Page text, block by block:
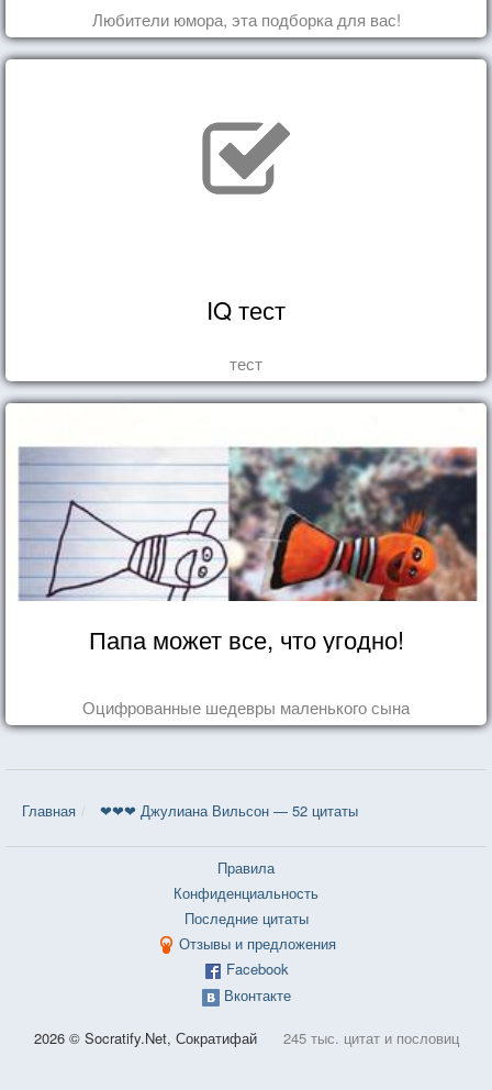
Любители юмора, эта подборка для вас!
IQ тест
тест
Папа может все, что угодно!
Оцифрованные шедевры маленького сына
Главная ❤❤❤ Джулиана Вильсон — 52 цитаты
Правила
Конфиденциальность
Последние цитаты
Отзывы и предложения
Facebook
Вконтакте
2026 © Socratify.Net, Сократифай 245 тыс. цитат и пословиц